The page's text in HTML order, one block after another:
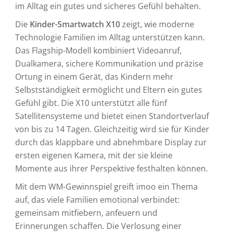
im Alltag ein gutes und sicheres Gefühl behalten.
Die Kinder-Smartwatch X10zeigt, wie moderne
Technologie Familien im Alltag unterstützen kann.
Das Flagship-Modell kombiniert Videoanruf,
Dualkamera, sichere Kommunikation und präzise
Ortung in einem Gerät, das Kindern mehr
Selbstständigkeit ermöglicht und Eltern ein gutes
Gefühl gibt. Die X10 unterstützt alle fünf
Satellitensysteme und bietet einen Standortverlauf
von bis zu 14 Tagen. Gleichzeitig wird sie für Kinder
durch das klappbare und abnehmbare Display zur
ersten eigenen Kamera, mit der sie kleine
Momente aus ihrer Perspektive festhalten können.
Mit dem WM-Gewinnspiel greift imoo ein Thema
auf, das viele Familien emotional verbindet:
gemeinsam mitfiebern, anfeuern und
Erinnerungen schaffen. Die Verlosung einer